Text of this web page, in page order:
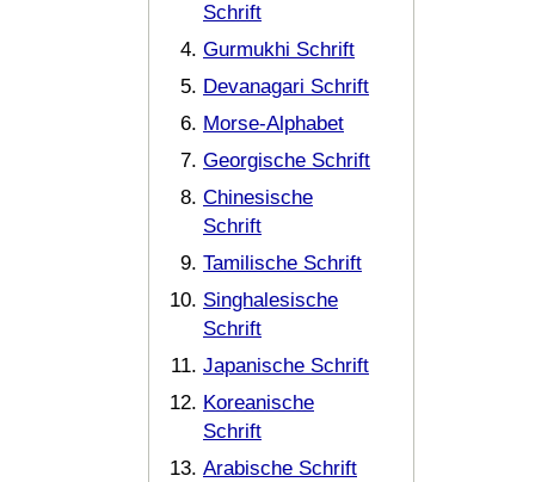
Schrift
Gurmukhi Schrift
Devanagari Schrift
Morse-Alphabet
Georgische Schrift
Chinesische
Schrift
Tamilische Schrift
Singhalesische
Schrift
Japanische Schrift
Koreanische
Schrift
Arabische Schrift